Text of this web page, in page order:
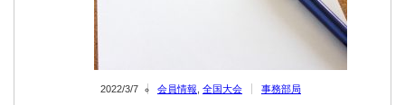
2022/3/7 会員情報 全国大会 事務部局